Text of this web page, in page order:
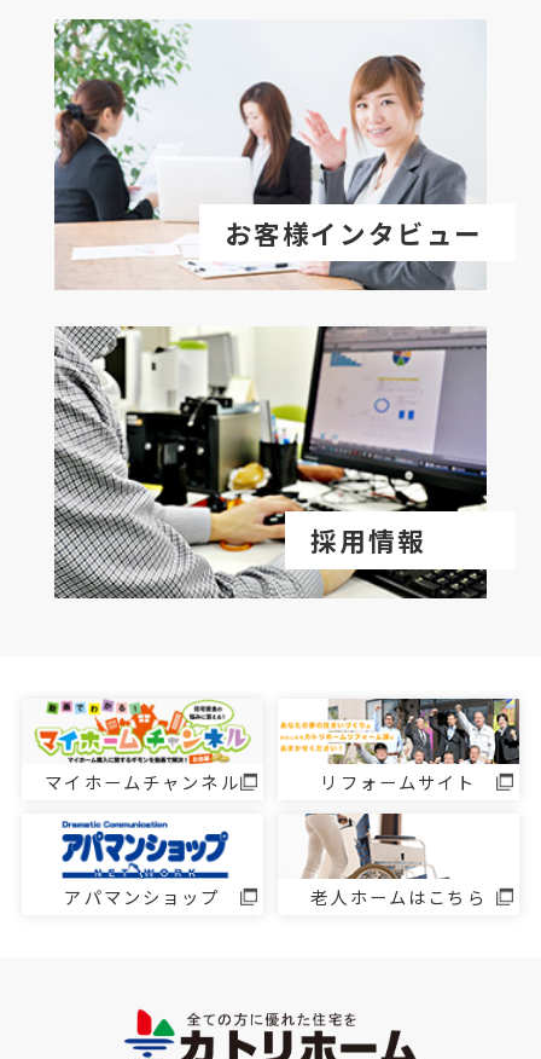
お客様インタビュー
採用情報
マイホームチャンネル リフォームサイト
アパマンショップ 老人ホームはこちら